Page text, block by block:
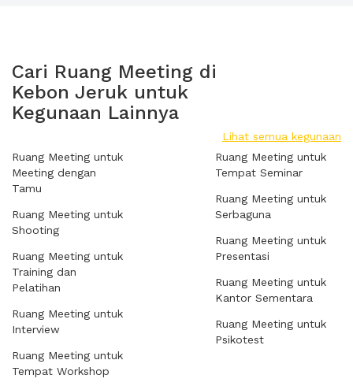
Cari Ruang Meeting di
Kebon Jeruk untuk
Kegunaan Lainnya
Lihat semua kegunaan
Ruang Meeting untuk
Meeting dengan
Tamu
Ruang Meeting untuk
Shooting
Ruang Meeting untuk
Training dan
Pelatihan
Ruang Meeting untuk
Interview
Ruang Meeting untuk
Tempat Workshop
Ruang Meeting untuk
Tempat Seminar
Ruang Meeting untuk
Serbaguna
Ruang Meeting untuk
Presentasi
Ruang Meeting untuk
Kantor Sementara
Ruang Meeting untuk
Psikotest